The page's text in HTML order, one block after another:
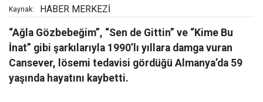
Kaynak: HABER MERKEZİ
“Ağla Gözbebeğim”, “Sen de Gittin” ve “Kime Bu
İnat” gibi şarkılarıyla 1990’lı yıllara damga vuran
Cansever, lösemi tedavisi gördüğü Almanya’da 59
yaşında hayatını kaybetti.